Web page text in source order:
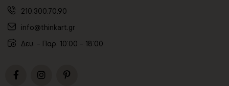
210.300.70.90
info@thinkart.gr
Δευ. - Παρ. 10:00 - 18:00